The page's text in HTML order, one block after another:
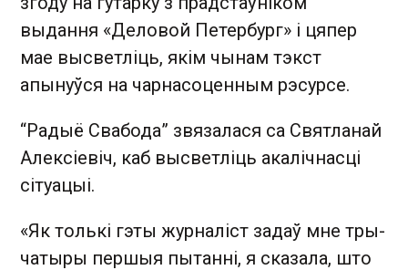
выдання «Деловой Петербург» і цяпер
мае высветліць, якім чынам тэкст
апынуўся на чарнасоценным рэсурсе.
“Радыё Свабода” звязалася са Святланай
Алексіевіч, каб высветліць акалічнасці
сітуацыі.
«Як толькі гэты журналіст задаў мне тры-
чатыры першыя пытанні, я сказала, што